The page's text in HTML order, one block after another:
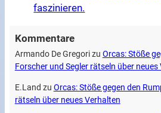
faszinieren.
Kommentare
Armando De Gregorizu Orcas: Stöße
Forscher und Segler rätseln über neues
E.Land zu Orcas: Stöße gegen den
rätseln über neues Verhalten